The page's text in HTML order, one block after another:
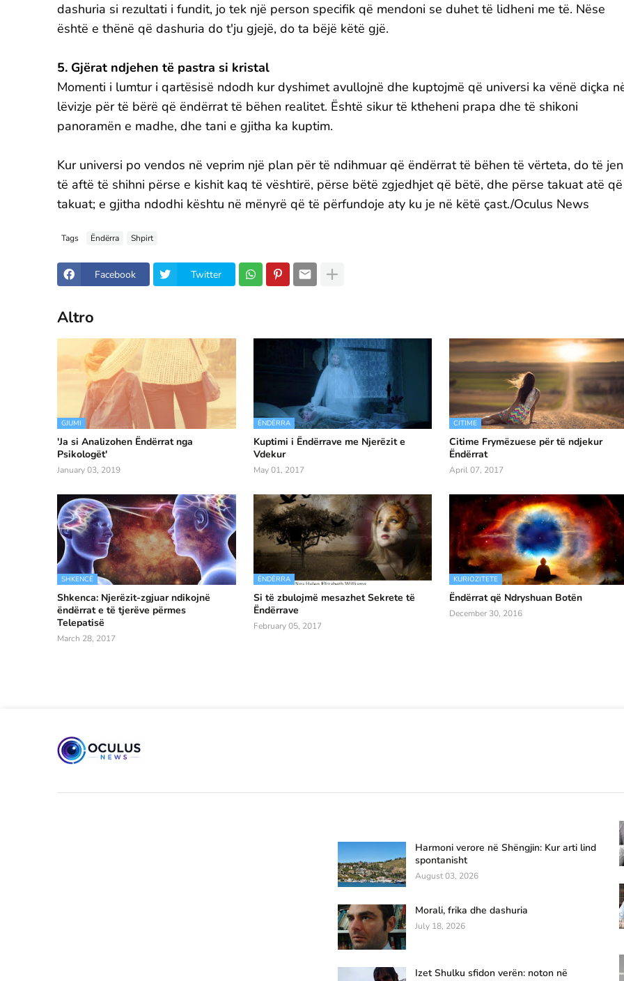
dashuria si rezultati i fundit, jo tek një person specifik që mendoni se duhet të lidheni me të. Nëse
është e thënë që dashuria do t'ju gjejë, do ta bëjë këtë gjë.
5. Gjërat ndjehen të pastra si kristal
Momenti i lumtur i qartësisë ndodh kur dyshimet avullojnë dhe kuptojmë që universi ka vënë diçka
lëvizje për të bërë që ëndërrat të bëhen realitet. Është sikur të ktheheni prapa dhe të shikoni
panoramën e madhe, dhe tani e gjitha ka kuptim.
Kur universi po vendos në veprim një plan për të ndihmuar që ëndërrat të bëhen të vërteta, do të
të aftë të shihni përse e kishit kaq të vështirë, përse bëtë zgjedhjet që bëtë, dhe përse takuat atë që
takuat; e gjitha ndodhi kështu në mënyrë që të përfundoje aty ku je në këtë çast./Oculus News
Tags Ëndërra Shpirt
Facebook Twitter
Altro
GJUMI
'Ja si Analizohen Ëndërrat nga
Psikologët'
January 03, 2019
ËNDËRRA
Kuptimi i Ëndërrave me Njerëzit e
Vdekur
May 01, 2017
CITIME
Citime Frymëzuese për të ndjekur
Ëndërrat
April 07, 2017
SHKENCË
Shkenca: Njerëzit-zgjuar ndikojnë
ëndërrat e të tjerëve përmes
Telepatisë
March 28, 2017
ËNDËRRA
Si të zbulojmë mesazhet Sekrete të
Ëndërrave
February 05, 2017
KURIOZITETE
Ëndërrat që Ndryshuan Botën
December 30, 2016
Harmoni verore në Shëngjin: Kur arti lind
spontanisht
August 03, 2026
Morali, frika dhe dashuria
July 18, 2026
Izet Shulku sfidon verën: noton në